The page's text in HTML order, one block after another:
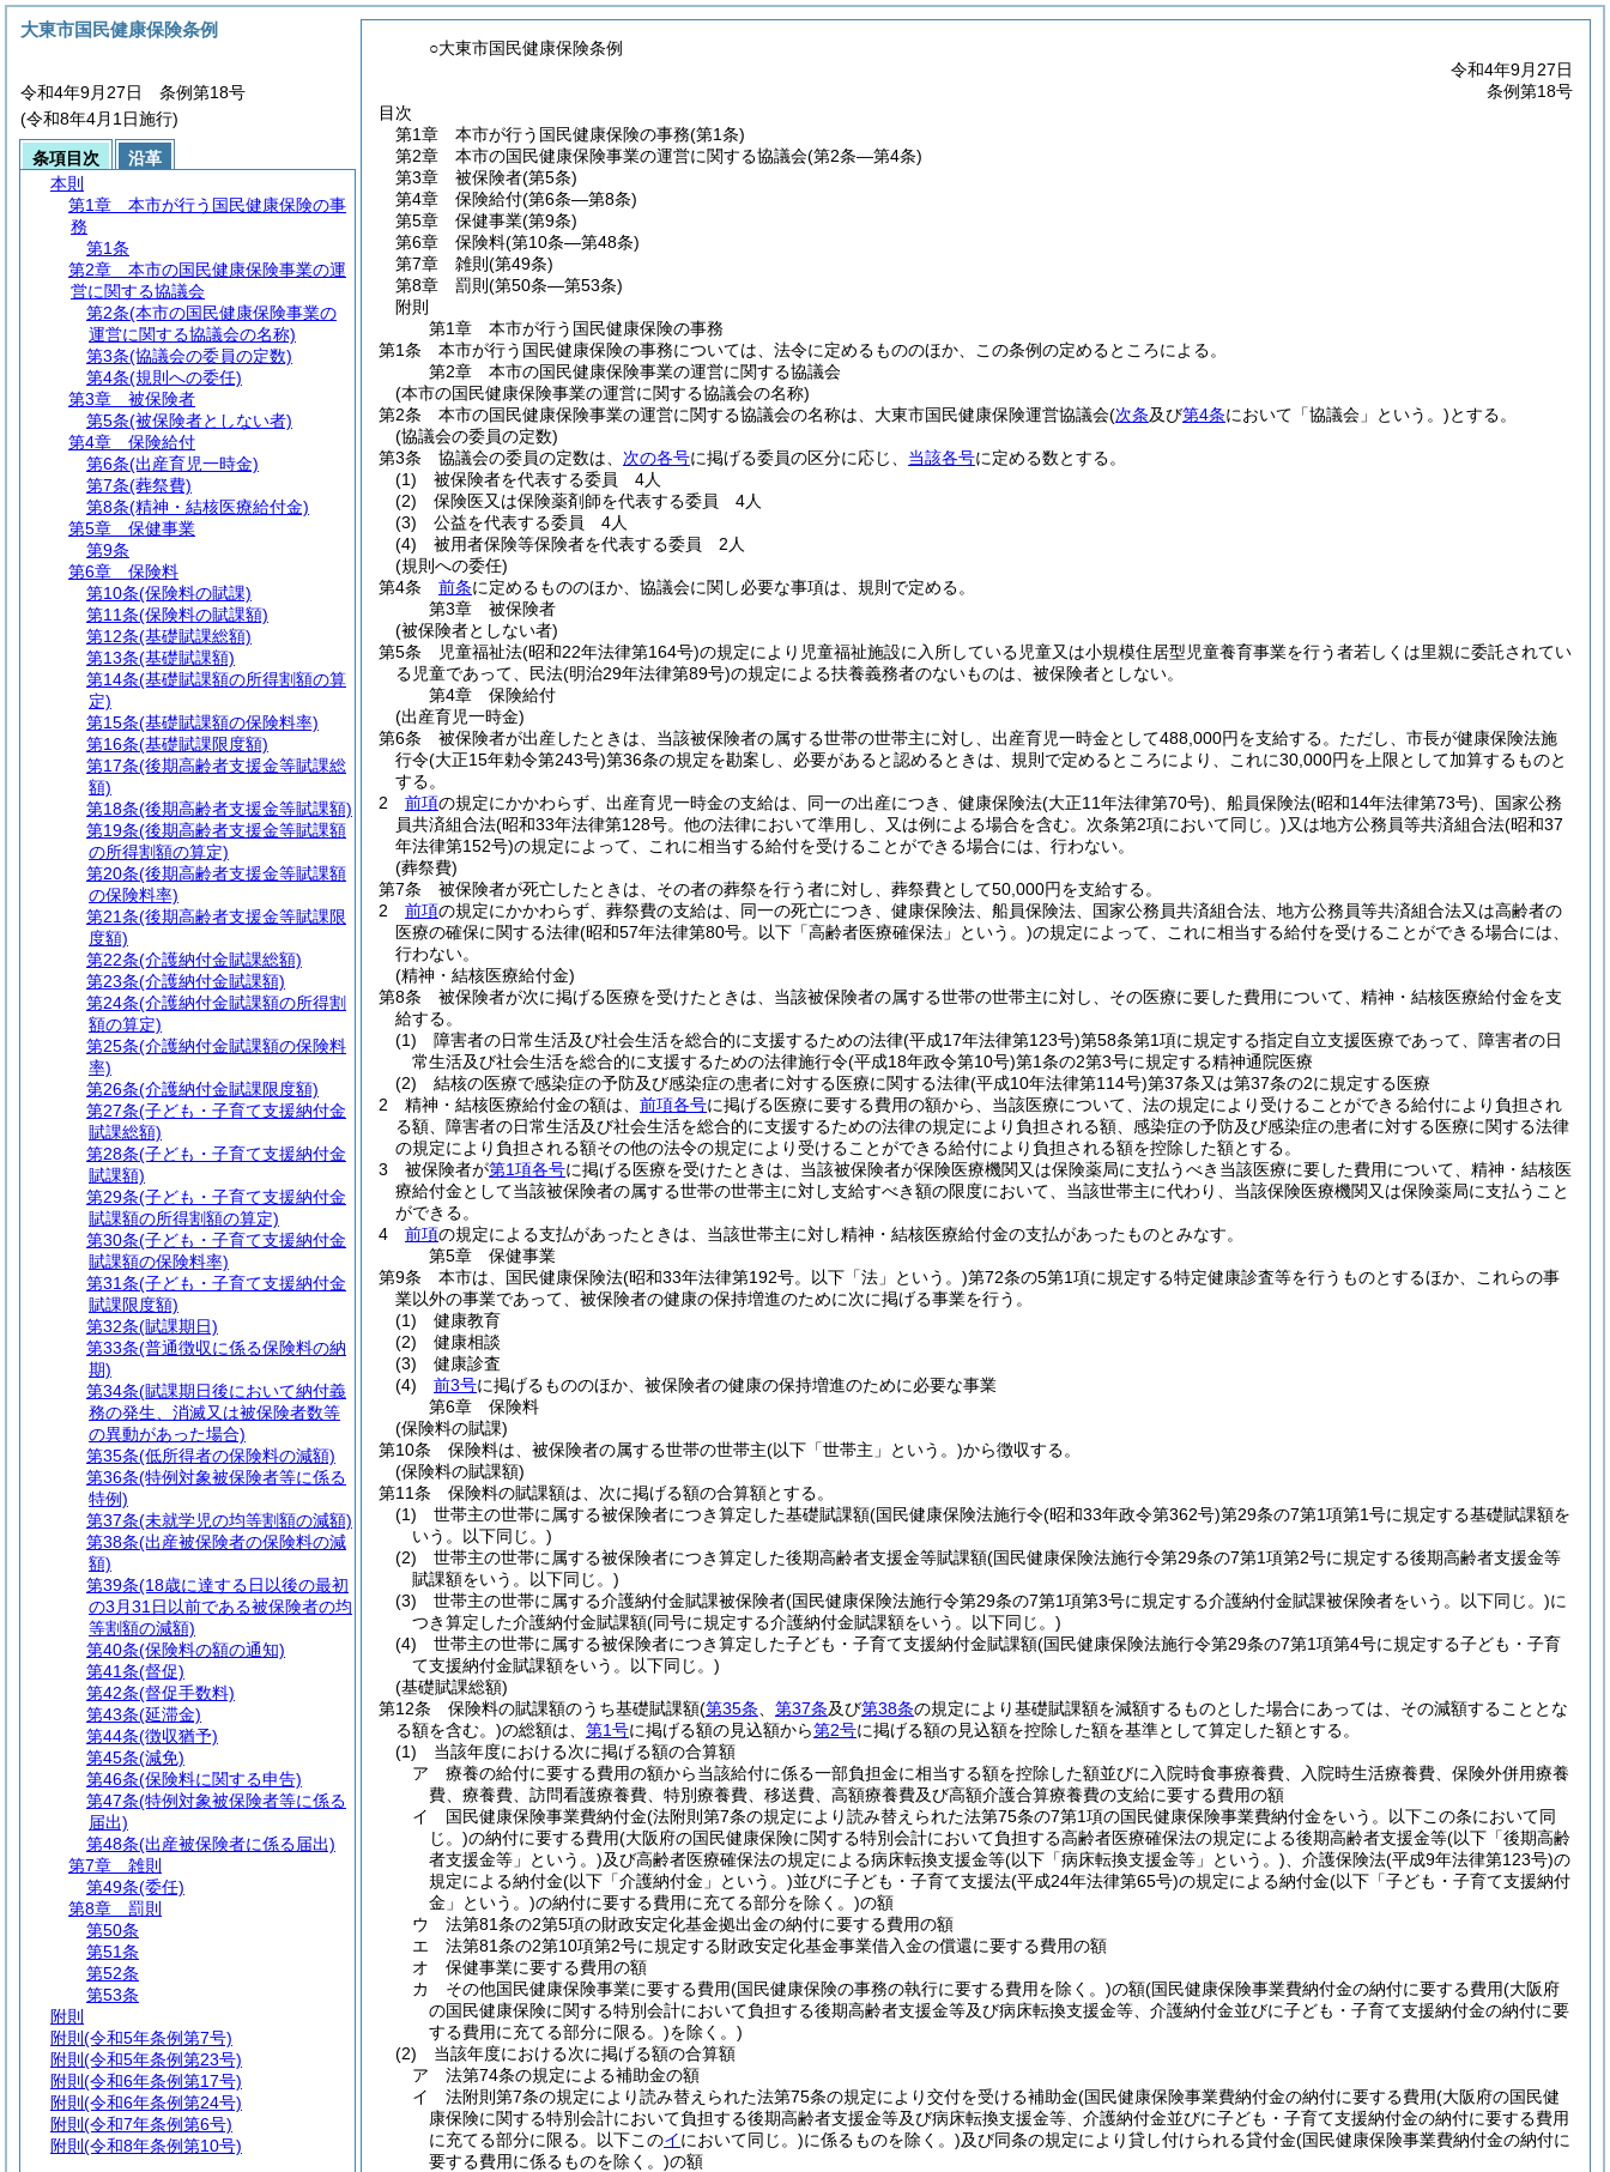
○大東市国民健康保険条例
令和4年9月27日
条例第18号
目次
第1章
本市が行う国民健康保険の事務(第1条)
第2章
本市の国民健康保険事業の運営に関する協議会(第2条―第4条)
第3章
被保険者(第5条)
第4章
保険給付(第6条―第8条)
第5章
保健事業(第9条)
第6章
保険料(第10条―第48条)
第7章
雑則 (第49条)
第8章
罰則 (第50条―第53条)
附則
第1章
本市が行う国民健康保険の事務
第1条
本市が行う国民健康保険の事務については、法令に定めるもののほか、この条例の定めるところによる。
第2章
本市の国民健康保険事業の運営に関する協議会
(本市の国民健康保険事業の運営に関する協議会の名称)
第2条
本市の国民健康保険事業の運営に関する協議会の名称は、大東市国民健康保険運営協議会(次条及び第4条において「協議会」という。)とする。
(協議会の委員の定数)
第3条
協議会の委員の定数は、 次の各号に掲げる委員の区分に応じ、 当該各号に定める数とする。
(1)
被保険者を代表する委員 4人
(2)
保険医又は保険薬剤師を代表する委員 4人
(3)
公益を代表する委員 4人
(4)
被用者保険等保険者を代表する委員 2人
(規則への委任)
第4条
前条に定めるもののほか、協議会に関し必要な事項は、規則で定める。
第3章
被保険者
(被保険者としない者)
第5条
児童福祉法(昭和22年法律第164号)の規定により児童福祉施設に入所している児童又は小規模住居型児童養育事業を行う者若しくは里親に委託されてい
る児童であって、民法(明治29年法律第89号)の規定による扶養義務者のないものは、被保険者としない。
第4章
保険給付
(出産育児一時金)
第6条
被保険者が出産したときは、当該被保険者の属する世帯の世帯主に対し、出産育児一時金として488,000円を支給する。 ただし、市長が健康保険法施
行令(大正15年勅令第243号)第36条の規定を勘案し、必要があると認めるときは、規則で定めるところにより、これに30,000円を上限として加算するものと
する。
2
前項の規定にかかわらず、出産育児一時金の支給は、同一の出産につき、健康保険法(大正11年法律第70号) 、船員保険法(昭和14年法律第73号) 、国家公務
員共済組合法(昭和33年法律第128号。他の法律において準用し、又は例による場合を含む。次条第2項において同じ。)又は地方公務員等共済組合法(昭和37
年法律第152号)の規定によって、これに相当する給付を受けることができる場合には、行わない。
(葬祭費)
第7条
被保険者が死亡したときは、その者の葬祭を行う者に対し、葬祭費として50,000円を支給する。
2
前項の規定にかかわらず、葬祭費の支給は、同一の死亡につき、健康保険法、船員保険法、国家公務員共済組合法、地方公務員等共済組合法又は高齢者の
医療の確保に関する法律(昭和57年法律第80号。以下「高齢者医療確保法」という。)の規定によって、これに相当する給付を受けることができる場合には、
行わない。
(精神・結核医療給付金)
第8条
被保険者が次に掲げる医療を受けたときは、当該被保険者の属する世帯の世帯主に対し、その医療に要した費用について、精神・結核医療給付金を支
給する。
(1)
障害者の日常生活及び社会生活を総合的に支援するための法律(平成17年法律第123号)第58条第1項に規定する指定自立支援医療であって、障害者の日
常生活及び社会生活を総合的に支援するための法律施行令(平成18年政令第10号)第1条の2第3号に規定する精神通院医療
(2)
結核の医療で感染症の予防及び感染症の患者に対する医療に関する法律(平成10年法律第114号)第37条又は第37条の2に規定する医療
2
精神・結核医療給付金の額は、 前項各号に掲げる医療に要する費用の額から、当該医療について、法の規定により受けることができる給付により負担され
る額、障害者の日常生活及び社会生活を総合的に支援するための法律の規定により負担される額、感染症の予防及び感染症の患者に対する医療に関する法律
の規定により負担される額その他の法令の規定により受けることができる給付により負担される額を控除した額とする。
3
被保険者が第1項各号に掲げる医療を受けたときは、当該被保険者が保険医療機関又は保険薬局に支払うべき当該医療に要した費用について、精神・結核医
療給付金として当該被保険者の属する世帯の世帯主に対し支給すべき額の限度において、当該世帯主に代わり、当該保険医療機関又は保険薬局に支払うこと
ができる。
4
前項の規定による支払があったときは、当該世帯主に対し精神・結核医療給付金の支払があったものとみなす。
第5章
保健事業
第9条
本市は、国民健康保険法(昭和33年法律第192号。以下「法」という。)第72条の5第1項に規定する特定健康診査等を行うものとするほか、これらの事
業以外の事業であって、被保険者の健康の保持増進のために次に掲げる事業を行う。
(1)
健康教育
(2)
健康相談
(3)
健康診査
(4)
前3号に掲げるもののほか、被保険者の健康の保持増進のために必要な事業
第6章
保険料
(保険料の賦課)
第10条
保険料は、被保険者の属する世帯の世帯主(以下「世帯主」という。)から徴収する。
(保険料の賦課額)
第11条
保険料の賦課額は、次に掲げる額の合算額とする。
(1)
世帯主の世帯に属する被保険者につき算定した基礎賦課額(国民健康保険法施行令(昭和33年政令第362号)第29条の7第1項第1号に規定する基礎賦課額を
いう。以下同じ。)
(2)
世帯主の世帯に属する被保険者につき算定した後期高齢者支援金等賦課額(国民健康保険法施行令第29条の7第1項第2号に規定する後期高齢者支援金等
賦課額をいう。以下同じ。)
(3)
世帯主の世帯に属する介護納付金賦課被保険者(国民健康保険法施行令第29条の7第1項第3号に規定する介護納付金賦課被保険者をいう。以下同じ。)に
つき算定した介護納付金賦課額(同号に規定する介護納付金賦課額をいう。以下同じ。)
(4)
世帯主の世帯に属する被保険者につき算定した子ども・子育て支援納付金賦課額(国民健康保険法施行令第29条の7第1項第4号に規定する子ども・子育
て支援納付金賦課額をいう。以下同じ。)
(基礎賦課総額)
第12条
保険料の賦課額のうち基礎賦課額(第35条 第37条及び第38条の規定により基礎賦課額を減額するものとした場合にあっては、その減額することとな
る額を含む。)の総額は、 第1号に掲げる額の見込額から第2号に掲げる額の見込額を控除した額を基準として算定した額とする。
(1)
当該年度における次に掲げる額の合算額
ア
療養の給付に要する費用の額から当該給付に係る一部負担金に相当する額を控除した額並びに入院時食事療養費、入院時生活療養費、保険外併用療養
費、療養費、訪問看護療養費、特別療養費、移送費、高額療養費及び高額介護合算療養費の支給に要する費用の額
イ
国民健康保険事業費納付金(法附則第7条の規定により読み替えられた法第75条の7第1項の国民健康保険事業費納付金をいう。以下この条において同
じ。)の納付に要する費用(大阪府の国民健康保険に関する特別会計において負担する高齢者医療確保法の規定による後期高齢者支援金等(以下「後期高齢
者支援金等」という。)及び高齢者医療確保法の規定による病床転換支援金等(以下「病床転換支援金等」という。) 、介護保険法(平成9年法律第123号)の
規定による納付金(以下「介護納付金」という。)並びに子ども・子育て支援法(平成24年法律第65号)の規定による納付金(以下「子ども・子育て支援納付
金」という。)の納付に要する費用に充てる部分を除く。)の額
ウ
法第81条の2第5項の財政安定化基金拠出金の納付に要する費用の額
エ
法第81条の2第10項第2号に規定する財政安定化基金事業借入金の償還に要する費用の額
オ
保健事業に要する費用の額
カ
その他国民健康保険事業に要する費用(国民健康保険の事務の執行に要する費用を除く。)の額(国民健康保険事業費納付金の納付に要する費用(大阪府
の国民健康保険に関する特別会計において負担する後期高齢者支援金等及び病床転換支援金等、介護納付金並びに子ども・子育て支援納付金の納付に要
する費用に充てる部分に限る。)を除く。)
(2)
当該年度における次に掲げる額の合算額
ア
法第74条の規定による補助金の額
イ
法附則第7条の規定により読み替えられた法第75条の規定により交付を受ける補助金(国民健康保険事業費納付金の納付に要する費用(大阪府の国民健
康保険に関する特別会計において負担する後期高齢者支援金等及び病床転換支援金等、介護納付金並びに子ども・子育て支援納付金の納付に要する費用
に充てる部分に限る。以下このイにおいて同じ。)に係るものを除く。)及び同条の規定により貸し付けられる貸付金(国民健康保険事業費納付金の納付に
要する費用に係るものを除く。)の額
大東市国民健康保険条例
令和4年9月27日 条例第18号
(令和8年4月1日施行)
条項目次
沿革
本則
第1章
本市が行う国民健康保険の事
務
第1条
第2章
本市の国民健康保険事業の運
営に関する協議会
第2条(本市の国民健康保険事業の
運営に関する協議会の名称)
第3条(協議会の委員の定数)
第4条(規則への委任)
第3章
被保険者
第5条(被保険者としない者)
第4章
保険給付
第6条(出産育児一時金)
第7条(葬祭費)
第8条(精神・結核医療給付金)
第5章
保健事業
第9条
第6章
保険料
第10条(保険料の賦課)
第11条(保険料の賦課額)
第12条(基礎賦課総額)
第13条(基礎賦課額)
第14条(基礎賦課額の所得割額の算
定)
第15条(基礎賦課額の保険料率)
第16条(基礎賦課限度額)
第17条(後期高齢者支援金等賦課総
額)
第18条(後期高齢者支援金等賦課額)
第19条(後期高齢者支援金等賦課額
の所得割額の算定)
第20条(後期高齢者支援金等賦課額
の保険料率)
第21条(後期高齢者支援金等賦課限
度額)
第22条(介護納付金賦課総額)
第23条(介護納付金賦課額)
第24条(介護納付金賦課額の所得割
額の算定)
第25条(介護納付金賦課額の保険料
率)
第26条(介護納付金賦課限度額)
第27条(子ども・子育て支援納付金
賦課総額)
第28条(子ども・子育て支援納付金
賦課額)
第29条(子ども・子育て支援納付金
賦課額の所得割額の算定)
第30条(子ども・子育て支援納付金
賦課額の保険料率)
第31条(子ども・子育て支援納付金
賦課限度額)
第32条(賦課期日)
第33条(普通徴収に係る保険料の納
期)
第34条(賦課期日後において納付義
務の発生、消滅又は被保険者数等
の異動があった場合)
第35条(低所得者の保険料の減額)
第36条(特例対象被保険者等に係る
特例)
第37条(未就学児の均等割額の減額)
第38条(出産被保険者の保険料の減
額)
第39条(18歳に達する日以後の最初
の3月31日以前である被保険者の均
等割額の減額)
第40条(保険料の額の通知)
第41条(督促)
第42条(督促手数料)
第43条(延滞金)
第44条(徴収猶予)
第45条(減免)
第46条(保険料に関する申告)
第47条(特例対象被保険者等に係る
届出)
第48条(出産被保険者に係る届出)
第7章
雑則
第49条(委任)
第8章
罰則
第50条
第51条
第52条
第53条
附則
附則 (令和5年条例第7号)
附則 (令和5年条例第23号)
附則 (令和6年条例第17号)
附則 (令和6年条例第24号)
附則 (令和7年条例第6号)
附則 (令和8年条例第10号)